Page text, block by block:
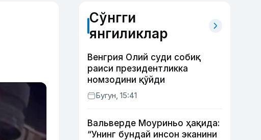
Сўнгги
янгиликлар
Венгрия Олий суди собиқ
раиси президентликка
номзодини қўйди
Бугун, 15:41
Вальверде Моуриньо ҳақида:
“Унинг бундай инсон эканини